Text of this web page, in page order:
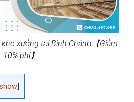
xưởng tại Bình Chánh【Giảm
10% phí】